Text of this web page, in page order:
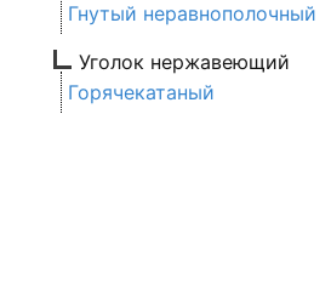
Гнутый неравнополочный
Уголок нержавеющий
Горячекатаный